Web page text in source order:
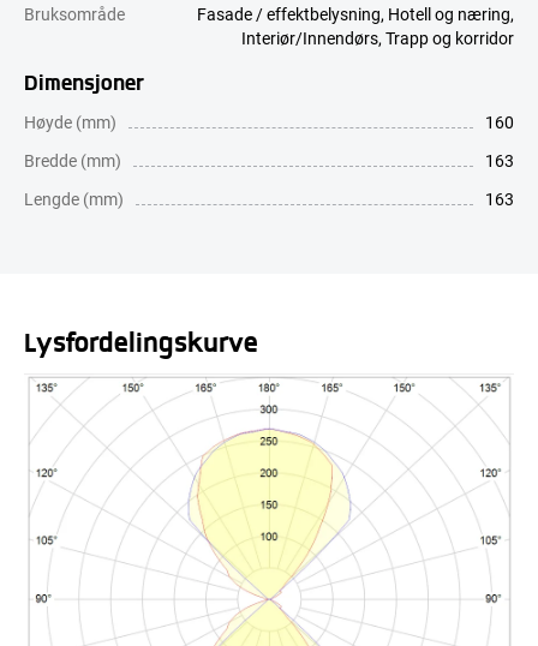
Bruksområde
Fasade / effektbelysning, Hotell og næring,
Interiør/Innendørs, Trapp og korridor
Dimensjoner
Høyde (mm)
160
Bredde (mm)
163
Lengde (mm)
163
Lysfordelingskurve